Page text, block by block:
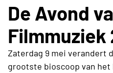
De Avond
Filmmuziek
Zaterdag 9 mei verandert
grootste bioscoop van het